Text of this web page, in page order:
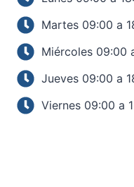
Martes 09:00 a
Miércoles 09:00
Jueves 09:00 a
Viernes 09:00 a